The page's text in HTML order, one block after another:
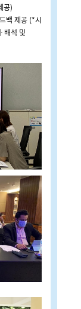
공)
백 제공 (*시
배석 및